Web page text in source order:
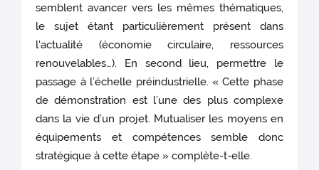
semblent avancer vers les mêmes thématiques,
le sujet étant particulièrement présent dans
l'actualité (économie circulaire, ressources
renouvelables…). En second lieu, permettre le
passage à l’échelle préindustrielle. « Cette phase
de démonstration est l’une des plus complexe
dans la vie d’un projet. Mutualiser les moyens en
équipements et compétences semble donc
stratégique à cette étape » complète-t-elle.